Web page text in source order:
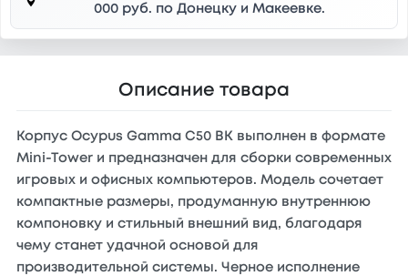
000 руб. по Донецку и Макеевке.
Описание товара
Корпус Ocypus Gamma C50 BK выполнен в формате
Mini-Tower и предназначен для сборки современных
игровых и офисных компьютеров. Модель сочетает
компактные размеры, продуманную внутреннюю
компоновку и стильный внешний вид, благодаря
чему станет удачной основой для
производительной системы. Черное исполнение